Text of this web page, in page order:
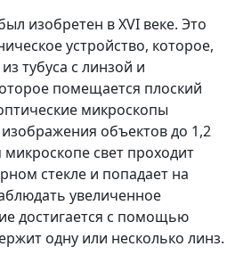
изобретен в XVI веке. Это
устройство, которое,
тубуса с линзой и
помещается плоский
микроскопы
объектов до 1,2
свет проходит
стекле и попадает на
увеличенное
достигается с помощью
одну или несколько линз.